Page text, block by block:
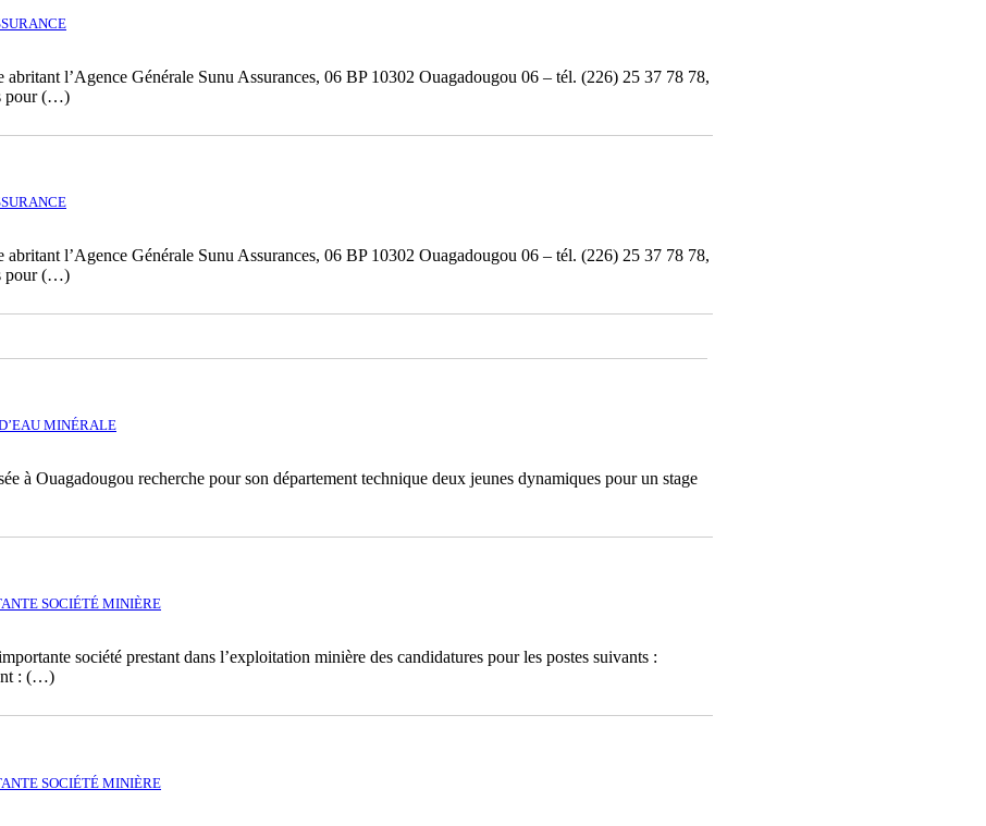
l’Agence Générale Sunu Assurances, 06 BP 10302 Ouagadougou 06 – tél. (226) 25 37 78 78,
pour (…)
l’Agence Générale Sunu Assurances, 06 BP 10302 Ouagadougou 06 – tél. (226) 25 37 78 78,
pour (…)
MINÉRALE
à Ouagadougou recherche pour son département technique deux jeunes dynamiques pour un stage
SOCIÉTÉ MINIÈRE
société prestant dans l’exploitation minière des candidatures pour les postes suivants :
: (…)
SOCIÉTÉ MINIÈRE